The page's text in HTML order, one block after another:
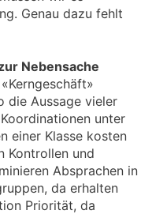
Genau dazu fehlt
Nebensache
die Aussage vieler
unter
einer Klasse kosten
Kontrollen und
Absprachen in
da erhalten
Priorität, da